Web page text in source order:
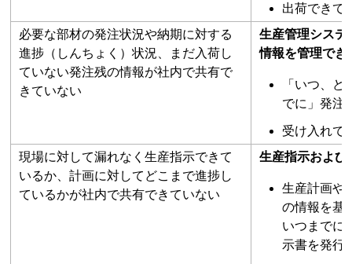
出荷できて
必要な部材の発注状況や納期に対する
進捗（しんちょく）状況、まだ入荷し
ていない発注残の情報が社内で共有で
きていない
生産管理システ
情報を管理でき
「いつ、
でに」発注
受け入れで
現場に対して漏れなく生産指示できて
いるか、計画に対してどこまで進捗し
ているかが社内で共有できていない
生産指示および
生産計画や
の情報を基
いつまでに
示書を発行